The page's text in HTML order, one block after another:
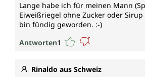
Lange habe ich für meinen Mann
Eiweißriegel ohne Zucker oder
bin fündig geworden. :-)
Antworten1
Rinaldo aus Schweiz